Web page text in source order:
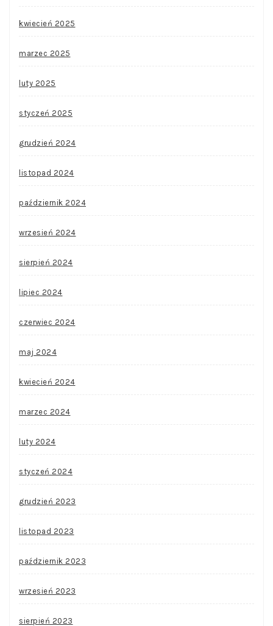
kwiecień 2025
marzec 2025
luty 2025
styczeń 2025
grudzień 2024
listopad 2024
październik 2024
wrzesień 2024
sierpień 2024
lipiec 2024
czerwiec 2024
maj 2024
kwiecień 2024
marzec 2024
luty 2024
styczeń 2024
grudzień 2023
listopad 2023
październik 2023
wrzesień 2023
sierpień 2023